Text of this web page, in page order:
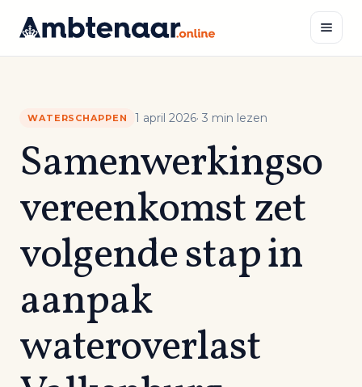
inhoud
WATERSCHAPPEN 1 april 2026· 3 min lezen
Samenwerkingso
vereenkomst zet
volgende stap in
aanpak
wateroverlast